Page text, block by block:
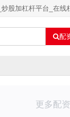
股加杠杆平台_在线
配
更多配